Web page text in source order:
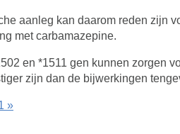
aanleg kan daarom reden zijn
met carbamazepine.
en *1511 gen kunnen zorgen
zijn dan de bijwerkingen
»